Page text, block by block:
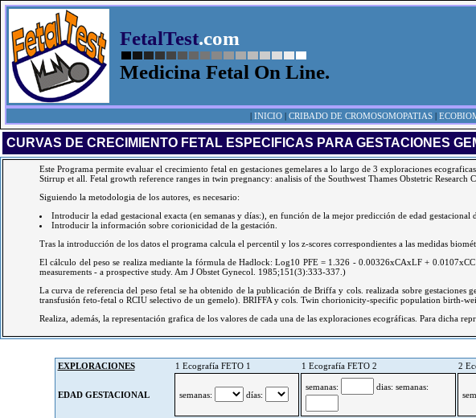
FetalTest.com
Medicina Fetal On Line.
| INICIO | CRIBADO DE CROMOSOMOPATIAS |
CURVAS DE CRECIMIENTO FETAL ESPECIFICAS PARA GESTACIONES
Este Programa permite evaluar el crecimiento fetal en gestaciones gemelares a lo largo de 3 exploraciones
Stirrup et all. Fetal growth reference ranges in twin pregnancy: analisis of the Southwest Thames Obstetric
Siguiendo la metodologia de los autores, es necesario:
Introducir la edad gestacional exacta (en semanas y días:), en función de la mejor predicción de edad
Introducir la información sobre corionicidad de la gestación.
Tras la introducción de los datos el programa calcula el percentil y los z-scores correspondientes a las medidas
El cálculo del peso se realiza mediante la fórmula de Hadlock: Log10 PFE = 1.326 - 0.00326xCAxLF +
measurements - a prospective study. Am J Obstet Gynecol. 1985;151(3):333-337.)
La curva de referencia del peso fetal se ha obtenido de la publicación de Briffa y cols. realizada sobre gestaciones
transfusión feto-fetal o RCIU selectivo de un gemelo). BRIFFA y cols. Twin chorionicity-specific population birth-
Realiza, además, la representación grafica de los valores de cada una de las exploraciones ecográficas. Para dicha
EXPLORACIONES 1 Ecografía FETO 1 1 Ecografía FETO 2 2
EDAD GESTACIONAL semanas: días:
semanas:
dias: semanas: